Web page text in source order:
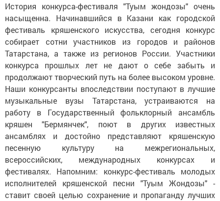
История конкурса-фестиваля "Туым жондозы" очень
насыщенна. Начинавшийся в Казани как городской
фестиваль кряшенского искусства, сегодня конкурс
собирает сотни участников из городов и районов
Татарстана, а также из регионов России. Участники
конкурса прошлых лет не дают о себе забыть и
продолжают творческий путь на более высоком уровне.
Наши конкурсанты впоследствии поступают в лучшие
музыкальные вузы Татарстана, устраиваются на
работу в Государственный фольклорный ансамбль
кряшен "Бермянчек", поют в других известных
ансамблях и достойно представляют кряшенскую
песенную культуру на межрегиональных,
всероссийских, международных конкурсах и
фестивалях. Напомним: конкурс-фестиваль молодых
исполнителей кряшенской песни "Туым Жондозы" -
ставит своей целью сохранение и пропаганду лучших